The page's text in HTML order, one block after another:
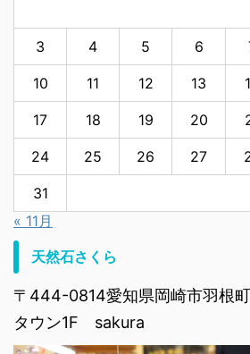
3 4 5 6
10 11 12 13
17 18 19 20
24 25 26 27
31
« 11月
天然石さくら
〒444-0814愛知県岡崎市羽根
タウン1F sakura